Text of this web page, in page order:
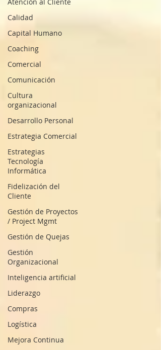
Calidad
Capital Humano
Coaching
Comercial
Comunicación
Cultura
organizacional
Desarrollo Personal
Estrategia Comercial
Estrategias
Tecnología
Informática
Fidelización del
Cliente
Gestión de Proyectos
/ Project Mgmt
Gestión de Quejas
Gestión
Organizacional
Inteligencia artificial
Liderazgo
Compras
Logística
Mejora Continua